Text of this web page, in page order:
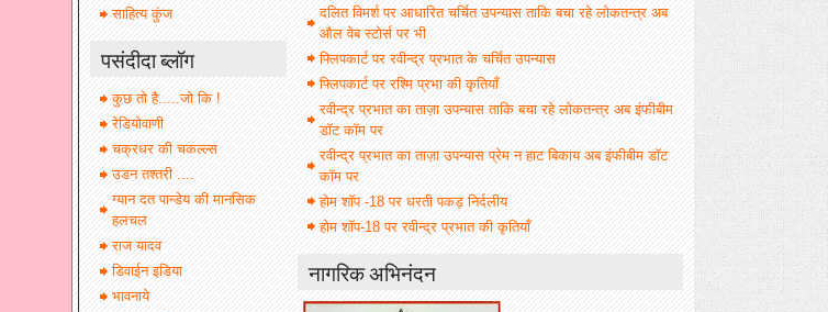
दलित विमर्श पर आधारित चर्चित उपन्यास ताकि बचा रहे लोकतन्त्र अब
औल वेब स्टोर्स पर भी
फ्लिपकार्ट पर रवीन्द्र प्रभात के चर्चित उपन्यास
फ्लिपकार्ट पर रश्मि प्रभा की कृतियाँ
रवीन्द्र प्रभात का ताज़ा उपन्यास ताकि बचा रहे लोकतन्त्र अब इंफीबीम
डॉट कॉम पर
रवीन्द्र प्रभात का ताज़ा उपन्यास प्रेम न हाट बिकाय अब इंफीबीम डॉट
कॉम पर
होम शॉप -18 पर धरती पकड़ निर्दलीय
होम शॉप-18 पर रवीन्द्र प्रभात की कृतियाँ
नागरिक अभिनंदन
साहित्य कुंज
पसंदीदा ब्लॉग
कुछ तो है.....जो कि !
रेडियोवाणी
चक्रधर की चकल्ल्स
उडन तश्तरी ....
ग्यान दत पान्डेय की मानसिक
हलचल
राज यादव
डिवाईन इडिया
भावनाये